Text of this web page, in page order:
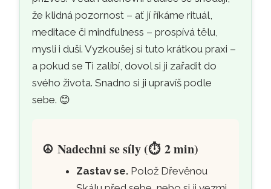
že klidná pozornost – ať jí říkáme rituál,
meditace či mindfulness – prospívá tělu,
mysli i duši. Vyzkoušej si tuto krátkou praxi –
a pokud se Ti zalíbí, dovol si ji zařadit do
svého života. Snadno si ji upravíš podle
sebe. 😊
☮️Nadechni se síly (⏱️2 min)
Zastav se. Polož Dřevěnou